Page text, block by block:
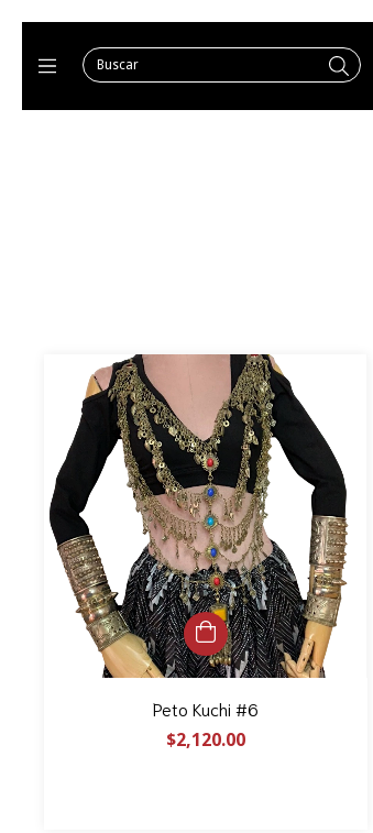
Peto Kuchi #6
$2,120.00